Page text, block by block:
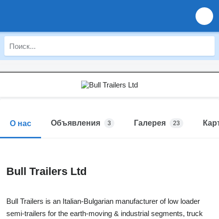
О нас Объявления 3 Галерея 23
Bull Trailers Ltd
Bull Trailers is an Italian-Bulgarian manufacturer of low loader
semi-trailers for the earth-moving & industrial segments, truck